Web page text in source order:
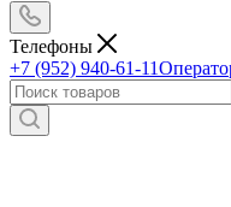
Телефоны
+7 (952) 940-61-11